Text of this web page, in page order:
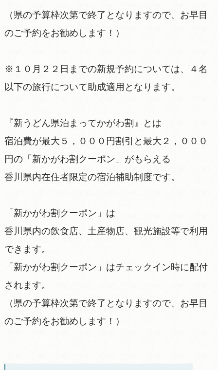
（県の予算枠次第で終了となりますので、お早目
のご予約をお勧めします！）
※１０月２２日までの新規予約については、４名
以下の旅行について助成適用となります。
『新うどん県泊まってかがわ割』とは
宿泊費が最大５，０００円割引と最大２，０００
円の「新かがわ割クーポン」がもらえる
香川県内在住者限定の宿泊補助制度です。
「新かがわ割クーポン」は
香川県内の飲食店、土産物店、観光施設等で利用
できます。
「新かがわ割クーポン」はチェックイン時に配付
されます。
（県の予算枠次第で終了となりますので、お早目
のご予約をお勧めします！）